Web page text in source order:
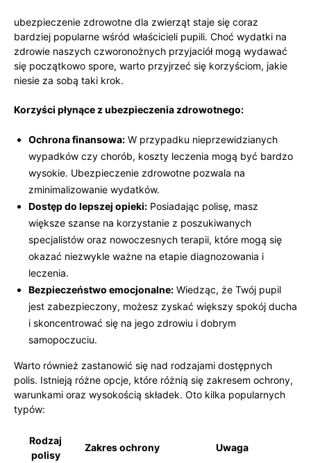
ubezpieczenie zdrowotne dla zwierząt staje się coraz
bardziej popularne wśród właścicieli pupili. Choć wydatki na
zdrowie naszych czworonożnych przyjaciół ⁣mogą⁢ wydawać
się początkowo spore, warto przyjrzeć się korzyściom, ​jakie
niesie za sobą taki krok.
Korzyści płynące z ubezpieczenia zdrowotnego:
Ochrona finansowa: W przypadku nieprzewidzianych
⁤wypadków czy chorób, koszty leczenia mogą być bardzo
wysokie. Ubezpieczenie zdrowotne pozwala na
zminimalizowanie wydatków.
Dostęp do lepszej opieki: Posiadając polisę, masz
większe szanse na korzystanie z poszukiwanych
specjalistów oraz nowoczesnych terapii, które mogą się‍
okazać niezwykle‍ ważne na ​etapie diagnozowania i
leczenia.
Bezpieczeństwo emocjonalne: Wiedząc, ‌że Twój pupil
jest zabezpieczony, możesz zyskać większy spokój ducha
i skoncentrować się na jego ​zdrowiu i dobrym
samopoczuciu.
Warto również⁤ zastanowić ​się nad rodzajami dostępnych
polis. Istnieją ⁢różne opcje,‌ które różnią się zakresem ochrony,
warunkami oraz wysokością składek. Oto kilka popularnych
typów:
Rodzaj
polisy
Zakres ochrony Uwaga